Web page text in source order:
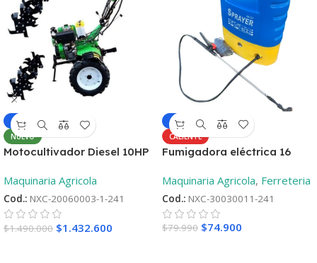
-4%
NUEVO
Motocultivador Diesel 10HP
lanzamiento! + 2°Repueto
Maquinaria Agricola
Cod.: NXC-20060003-1-241
$1.490.000 $1.432.600
-6%
CALIENTE
Fumigadora eléctrica 16
Maquinaria Agricola, Ferreteria
Cod.: NXC-30030011-241
$79.990 $74.900